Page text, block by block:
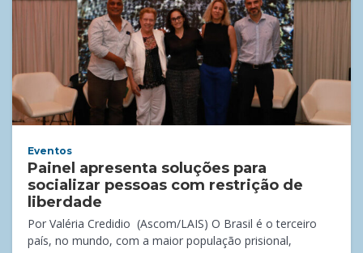
Eventos
Painel apresenta soluções para
socializar pessoas com restrição de
liberdade
Por Valéria Credidio (Ascom/LAIS) O Brasil é o terceiro
país, no mundo, com a maior população prisional,